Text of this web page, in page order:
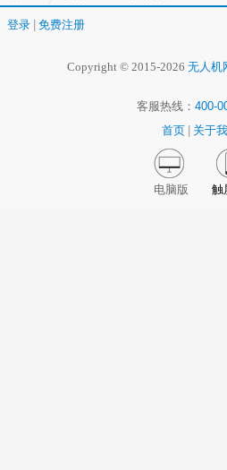
登录 免费注册
Copyright © 2015-2026 无人机
客服热线： 400-
首页
关于
电脑版 触